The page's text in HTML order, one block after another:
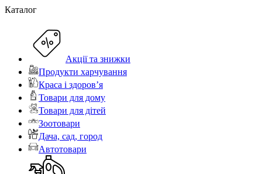
Каталог
Акції та знижки
Продукти харчування
Краса і здоров’я
Товари для дому
Товари для дітей
Зоотовари
Дача, сад, город
Автотовари